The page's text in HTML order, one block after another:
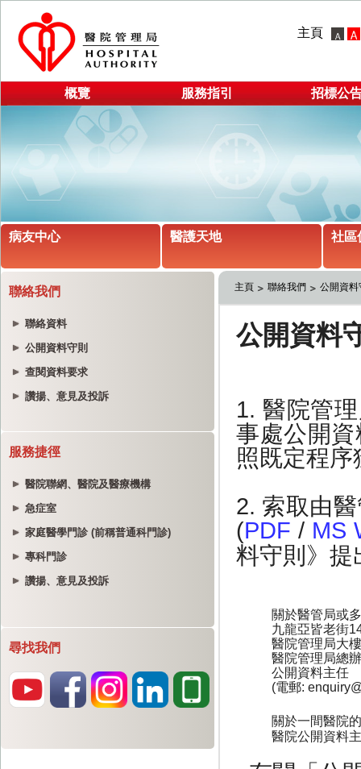
主頁
概覽 服務指引 招標公
病友中心 醫護天地 社區
聯絡我們
聯絡資料
公開資料守則
查閱資料要求
讚揚、意見及投訴
服務捷徑
醫院聯網、醫院及醫療機構
急症室
家庭醫學門診 (前稱普通科門診)
專科門診
讚揚、意見及投訴
尋找我們
主頁 聯絡我們 公開資料